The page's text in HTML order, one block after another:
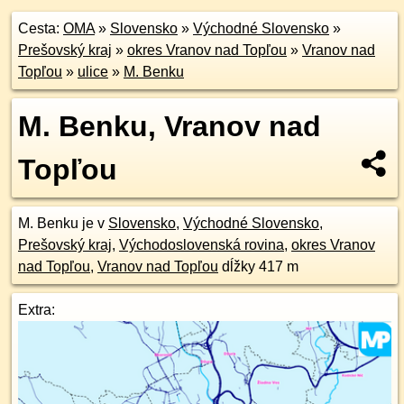
Cesta: OMA» Slovensko » Východné Slovensko »
Prešovský kraj » okres Vranov nad Topľou » Vranov nad
Topľou » ulice » M. Benku
M. Benku, Vranov nad
Topľou
M. Benku je v Slovensko, Východné Slovensko,
Prešovský kraj, Východoslovenská rovina, okres Vranov
nad Topľou, Vranov nad Topľou dĺžky 417 m
Extra: